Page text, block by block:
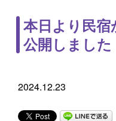
本日より民
公開しました
2024.12.23